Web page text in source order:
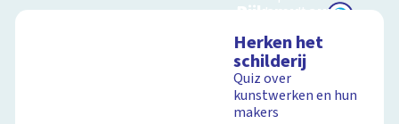
Schoolplaat
Rembrandts
Schoolplaat
Rijksmuseum
schoolplaat in en om
het Rijksmuseum
Herken het
schilderij
Quiz over
kunstwerken en hun
makers